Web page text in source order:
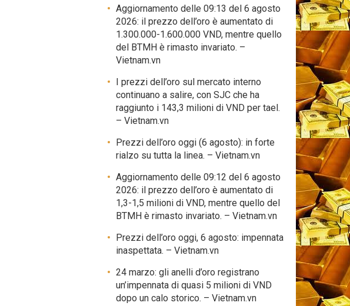
Aggiornamento delle 09:13 del 6 agosto
2026: il prezzo dell’oro è aumentato di
1.300.000-1.600.000 VND, mentre quello
del BTMH è rimasto invariato. –
Vietnam.vn
I prezzi dell’oro sul mercato interno
continuano a salire, con SJC che ha
raggiunto i 143,3 milioni di VND per tael.
– Vietnam.vn
Prezzi dell’oro oggi (6 agosto): in forte
rialzo su tutta la linea. – Vietnam.vn
Aggiornamento delle 09:12 del 6 agosto
2026: il prezzo dell’oro è aumentato di
1,3-1,5 milioni di VND, mentre quello del
BTMH è rimasto invariato. – Vietnam.vn
Prezzi dell’oro oggi, 6 agosto: impennata
inaspettata. – Vietnam.vn
24 marzo: gli anelli d’oro registrano
un’impennata di quasi 5 milioni di VND
dopo un calo storico. – Vietnam.vn